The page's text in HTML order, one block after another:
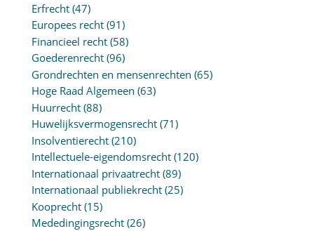
Erfrecht(47)
Europees recht(91)
Financieel recht(58)
Goederenrecht(96)
Grondrechten en mensenrechten (65)
Hoge Raad Algemeen (63)
Huurrecht(88)
Huwelijksvermogensrecht(71)
Insolventierecht(210)
Intellectuele-eigendomsrecht(120)
Internationaal privaatrecht(89)
Internationaal publiekrecht(25)
Kooprecht(15)
Mededingingsrecht(26)